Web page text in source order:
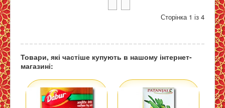
Сторінка 1 із 4
Товари, які частіше купують в нашому інтернет-
магазині: